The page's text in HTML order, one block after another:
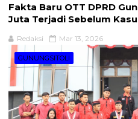
Fakta Baru OTT DPRD
Juta Terjadi Sebelum
Redaksi Mar 13, 2026
GUNUNGSITOLI